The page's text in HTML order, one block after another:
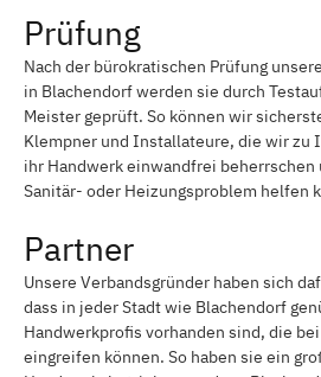
Prüfung
Nach der bürokratischen Prüfung
in Blachendorf werden sie durch
Meister geprüft. So können wir
Klempner und Installateure, die wir zu
ihr Handwerk einwandfrei
Sanitär- oder Heizungsproblem helfen
Partner
Unsere Verbandsgründer haben sich
dass in jeder Stadt wie Blachendorf
Handwerkprofis vorhanden sind, die
eingreifen können. So haben sie ein